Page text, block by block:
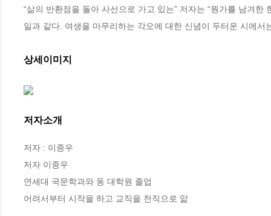
“삶의 반환점을 돌아 사선으로 가고 있는” 저자는 “뭔가를 남겨
일과 같다. 여생을 마무리하는 각오에 대한 신념이 두터운 시에
상세이미지
저자소개
저자 : 이종우
저자 이종우
연세대 국문학과와 동 대학원 졸업
어려서부터 시작을 하고 교직을 천직으로 앎